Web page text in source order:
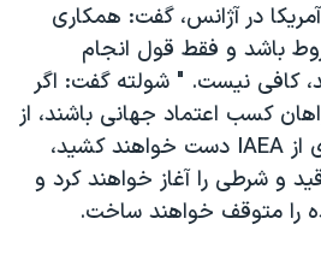
رهبری ایران
نوبل صلح
در آژانس، گفت: همکاری
باشد و فقط قول انجام
کافی نیست. " شولته گفت: اگر
کسب اعتماد جهانی باشند، از
کوشش برای بهره برداری از IAEA دست خواهند کشید،
و شرطی را آغاز خواهند کرد و
را متوقف خواهند ساخت.